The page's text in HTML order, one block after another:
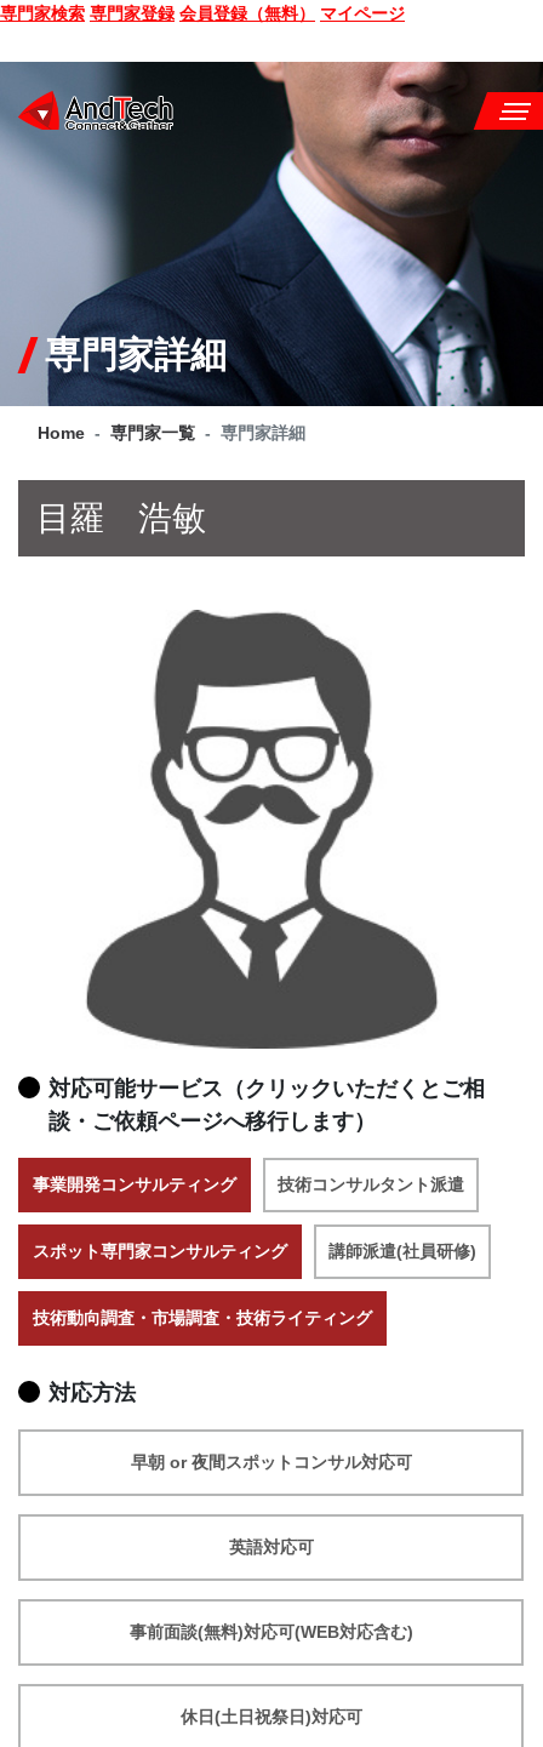
専門家検索 専門家登録 会員登録（無料） マイページ
CONSULTING
SERVICE
COMPANY
Q&A
専門家詳細
Home 専門家一覧 専門家詳細
目羅 浩敏
対応可能サービス（クリックいただくとご相
談・ご依頼ページへ移行します）
事業開発コンサルティング 技術コンサルタント派遣
スポット専門家コンサルティング 講師派遣(社員研修)
技術動向調査・市場調査・技術ライティング
対応方法
早朝 or 夜間スポットコンサル対応可
英語対応可
事前面談(無料)対応可(WEB対応含む)
休日(土日祝祭日)対応可